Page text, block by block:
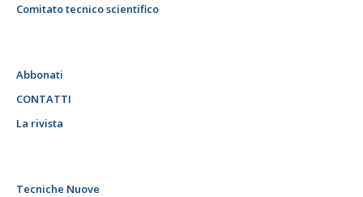
Comitato tecnico scientifico
Abbonati
CONTATTI
La rivista
Tecniche Nuove